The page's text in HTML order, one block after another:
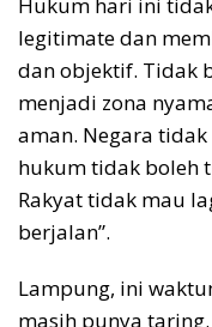
legitimate dan
dan objektif. Tidak
menjadi zona
aman. Negara
hukum tidak boleh
Rakyat tidak mau
berjalan”.
Lampung, ini
masih punya